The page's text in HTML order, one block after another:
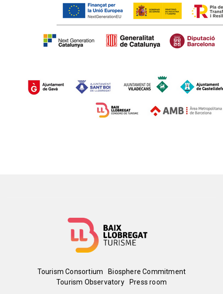
MenúTourism Consortium
Biosphere Commitment
Tourism Observatory
Press room